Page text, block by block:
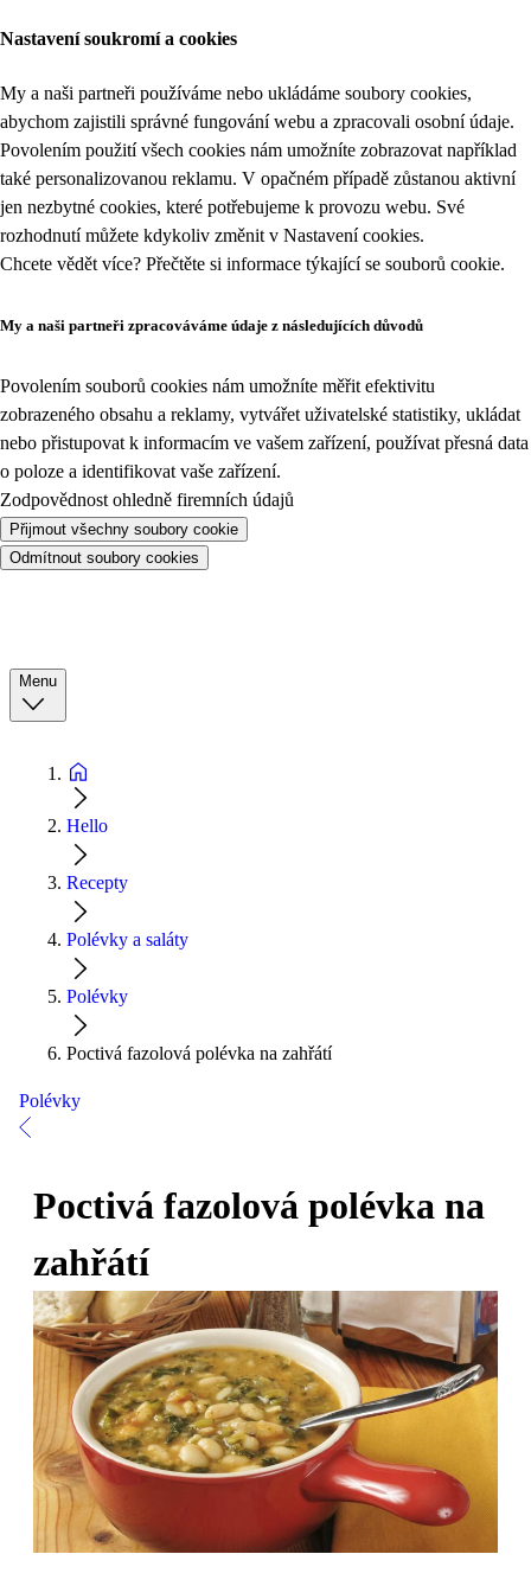
Nastavení soukromí a cookies
My a naši partneři používáme nebo ukládáme soubory cookies,
abychom zajistili správné fungování webu a zpracovali osobní údaje.
Povolením použití všech cookies nám umožníte zobrazovat například
také personalizovanou reklamu. V opačném případě zůstanou aktivní
jen nezbytné cookies, které potřebujeme k provozu webu. Své
rozhodnutí můžete kdykoliv změnit v Nastavení cookies.
Chcete vědět více? Přečtěte si informace týkající se souborů cookie.
My a naši partneři zpracováváme údaje z následujících důvodů
Povolením souborů cookies nám umožníte měřit efektivitu
zobrazeného obsahu a reklamy, vytvářet uživatelské statistiky, ukládat
nebo přistupovat k informacím ve vašem zařízení, používat přesná data
o poloze a identifikovat vaše zařízení.
Zodpovědnost ohledně firemních údajů
Přijmout všechny soubory cookie
Odmítnout soubory cookies
Menu
Hello
Recepty
Polévky a saláty
Polévky
Poctivá fazolová polévka na zahřátí
Polévky
Poctivá fazolová polévka na
zahřátí